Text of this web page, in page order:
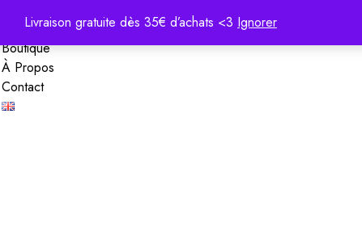
Livraison gratuite dès 35€ d’achats <3 Ignorer
Services
Boutique
À Propos
Contact